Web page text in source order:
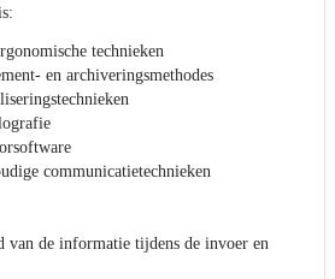
technieken
en archiveringsmethodes
communicatietechnieken
van de informatie tijdens de invoer en